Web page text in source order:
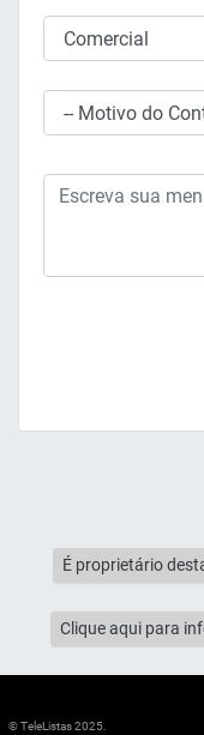
É proprietário
Clique aqui para
© TeleListas 2025.